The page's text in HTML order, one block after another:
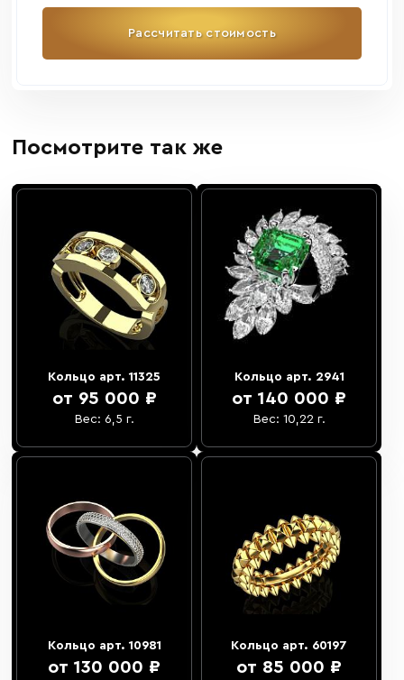
Рассчитать стоимость
Посмотрите так же
Кольцо арт. 11325
от 95 000 ₽
Вес: 6,5 г.
Кольцо арт. 2941
от 140 000 ₽
Вес: 10,22 г.
Кольцо арт. 10981
от 130 000 ₽
Кольцо арт. 60197
от 85 000 ₽